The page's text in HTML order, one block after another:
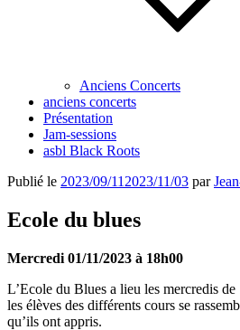
Anciens Concerts
anciens concerts
Présentation
Jam-sessions
asbl Black Roots
Publié le 2023/09/11 2023/11/03 par
Ecole du blues
Mercredi 01/11/2023 à 18h00
L’Ecole du Blues a lieu les mercredis
les élèves des différents cours se
qu’ils ont appris.